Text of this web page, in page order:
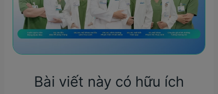
Bài viết này có hữu ích